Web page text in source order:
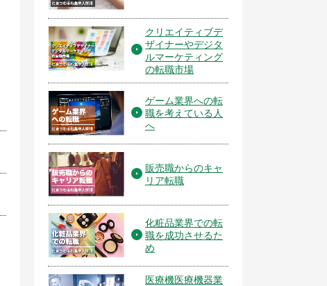
クリエイティブデ
ザイナーやデジタ
ルマーケティング
の転職市場
ゲーム業界への転
職を考えている人
へ
販売職からのキャ
リア転職
化粧品業界での転
職を成功させるた
め
医療機医療機器業